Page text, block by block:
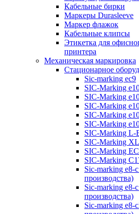
Кабельные бирки
Маркеры Durasleeve
Маркер флажок
Кабельные клипсы
Этикетка для
принтера
Механическая маркировка
Стационарное
Sic-marking ec9
SIC-Marking
SIC-Marking
SIC-Marking
SIC-Marking
SIC-Marking
SIC-Marking L-
SIC-Marking
SIC-Marking
SIC-Marking
Sic-marking e8-
производства)
Sic-marking e8-
производства)
Sic-marking e8-